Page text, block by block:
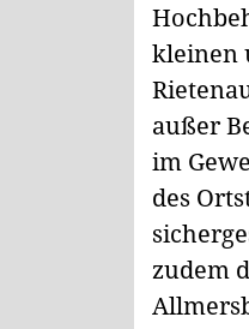
kleinen
außer
im
des
zudem